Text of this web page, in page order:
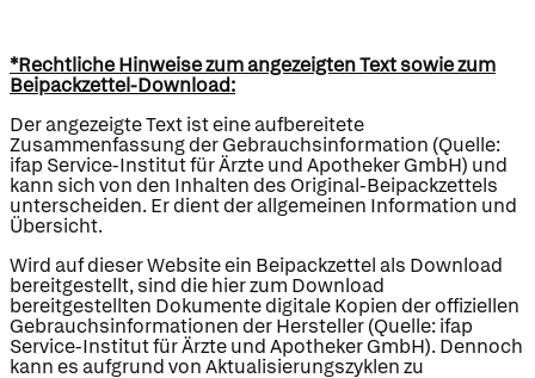
*Rechtliche Hinweise zum angezeigten Text sowie zum
Beipackzettel-Download:
Der angezeigte Text ist eine aufbereitete
Zusammenfassung der Gebrauchsinformation (Quelle:
ifap Service-Institut für Ärzte und Apotheker GmbH) und
kann sich von den Inhalten des Original-Beipackzettels
unterscheiden. Er dient der allgemeinen Information und
Übersicht.
Wird auf dieser Website ein Beipackzettel als Download
bereitgestellt, sind die hier zum Download
bereitgestellten Dokumente digitale Kopien der offiziellen
Gebrauchsinformationen der Hersteller (Quelle: ifap
Service-Institut für Ärzte und Apotheker GmbH). Dennoch
kann es aufgrund von Aktualisierungszyklen zu